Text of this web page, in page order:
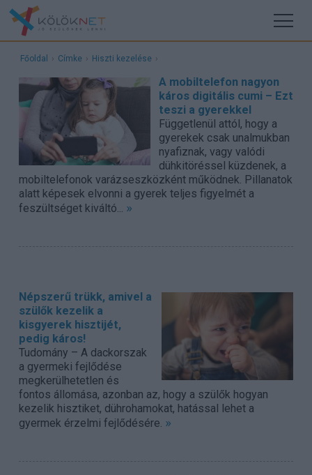
Főoldal › Címke › Hiszti kezelése ›
A mobiltelefon nagyon
káros digitális cumi – Ezt
teszi a gyerekkel
Függetlenül attól, hogy a
gyerekek csak unalmukban
nyafiznak, vagy valódi
dühkitöréssel küzdenek, a
mobiltelefonok varázseszközként működnek. Pillanatok
alatt képesek elvonni a gyerek teljes figyelmét a
feszültséget kiváltó... »
Népszerű trükk, amivel a
szülők kezelik a
kisgyerek hisztijét,
pedig káros!
Tudomány – A dackorszak
a gyermeki fejlődése
megkerülhetetlen és
fontos állomása, azonban az, hogy a szülők hogyan
kezelik hisztiket, dührohamokat, hatással lehet a
gyermek érzelmi fejlődésére. »